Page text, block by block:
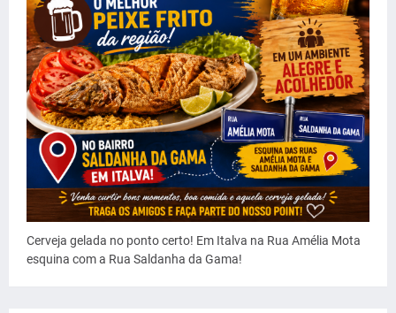
Cerveja gelada no ponto certo! Em Italva na Rua Amélia Mota
esquina com a Rua Saldanha da Gama!